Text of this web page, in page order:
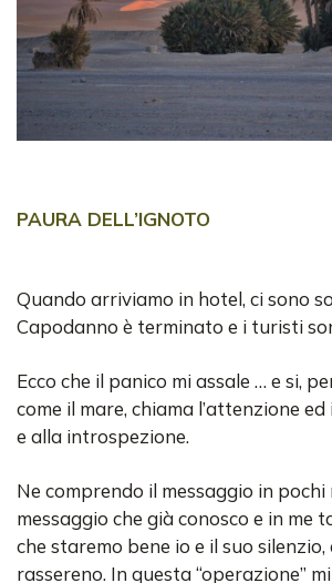
PAURA DELL’IGNOTO
Quando arriviamo in hotel, ci sono
Capodanno è terminato e i turisti
Ecco che il panico mi assale … e si,
come il mare, chiama l’attenzione
e alla introspezione.
Ne comprendo il messaggio in pochi
messaggio che già conosco e in me
che staremo bene io e il suo
rassereno. In questa “operazione”